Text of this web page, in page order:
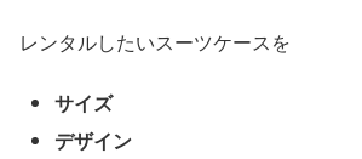
レンタルしたいスーツケースを
サイズ
デザイン